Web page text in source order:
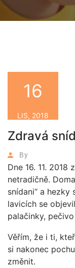
Zdravá
By
16
LIS, 2018
Dne 16. 11.
netradičně.
snídani“ a
lavicích se
palačinky,
Věřím, že i ti,
si nakonec
změnit.